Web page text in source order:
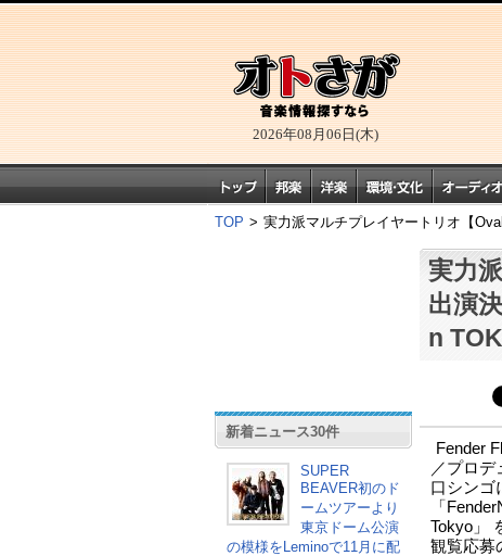
2026年08月06日(木)
TOP > 実力派マルチプレイヤートリオ【
新着ニュース30件
SUPER
BEAVER初のド
ームツアーより
東京ドーム公演
の模様をLeminoで11月に配
実力
出演
n
Fender
／プロデ
口シンゴ
「
Tokyo」
観覧応募